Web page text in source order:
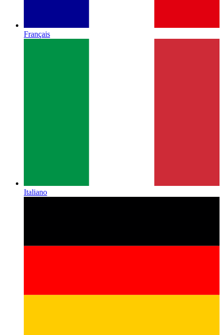
Français
Italiano